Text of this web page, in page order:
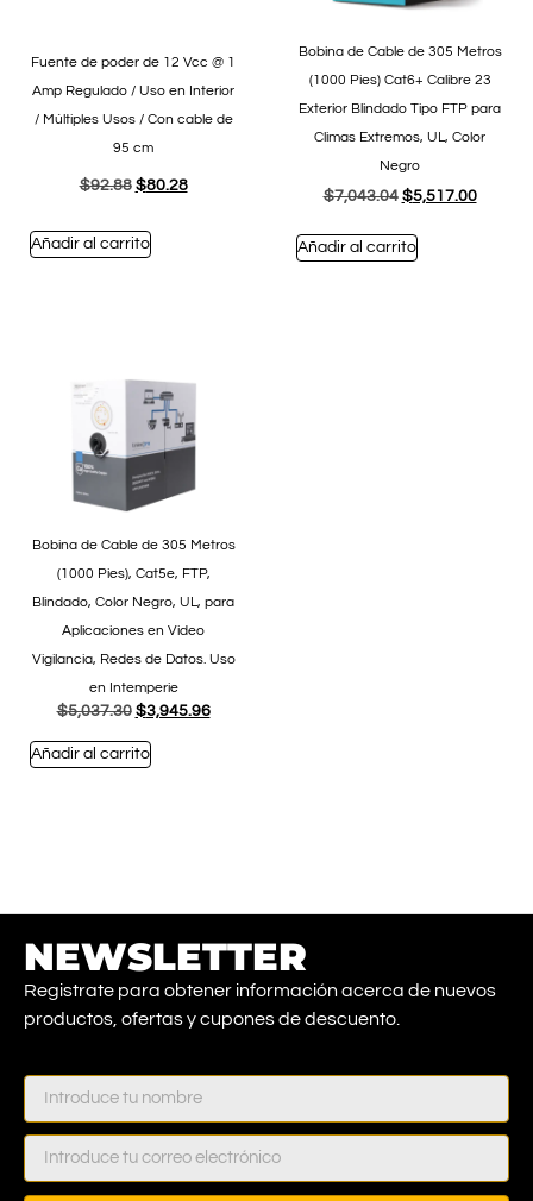
Fuente de poder de 12 Vcc @ 1
Amp Regulado / Uso en Interior
/ Múltiples Usos / Con cable de
95 cm
$92.88 $80.28
Añadir al carrito
Bobina de Cable de 305 Metros
(1000 Pies) Cat6+ Calibre 23
Exterior Blindado Tipo FTP para
Climas Extremos, UL, Color
Negro
$7,043.04 $5,517.00
Añadir al carrito
Bobina de Cable de 305 Metros
(1000 Pies), Cat5e, FTP,
Blindado, Color Negro, UL, para
Aplicaciones en Video
Vigilancia, Redes de Datos. Uso
en Intemperie
$5,037.30 $3,945.96
Añadir al carrito
NEWSLETTER
Registrate para obtener información acerca de nuevos
productos, ofertas y cupones de descuento.